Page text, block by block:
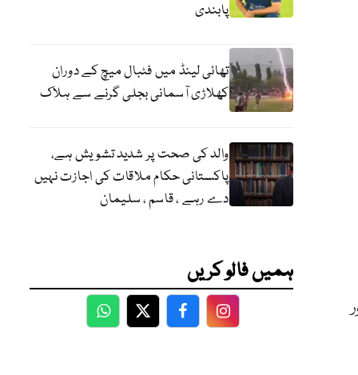
پابندی
تھائی لینڈ میں فٹبال میچ کے دوران
کھلاڑی آسمانی بجلی گرنے سے ہلاک
والد کی صحت پر شدید تشویش ہے،
پاکستانی حکام ملاقات کی اجازت نہیں
دے رہے ، قاسم ، سلیمان
ہمیں فالو کریں
WhatsApp
TwitterFacebookFacebook